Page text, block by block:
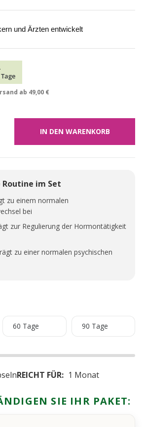
und Ärzten entwickelt
Tage
ab 49,00 €
IN DEN WARENKORB
im Set
zu einem normalen
bei
zur Regulierung der Hormontätigkeit
zu einer normalen psychischen
60 Tage 90 Tage
REICHT FÜR: 1 Monat
SIE IHR PAKET: